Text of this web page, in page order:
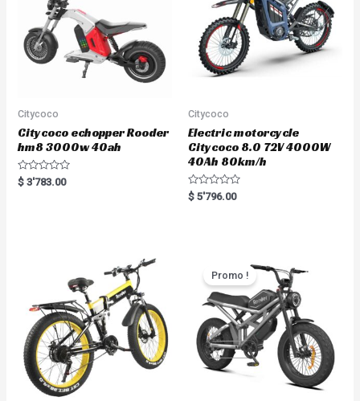
Citycoco
Citycoco echopper Rooder
hm8 3000w 40ah
R
a
$ 3'783.00
Citycoco
Electric motorcycle
Citycoco 8.0 72V 4000W
40Ah 80km/h
R
a
$ 5'796.00
Promo !